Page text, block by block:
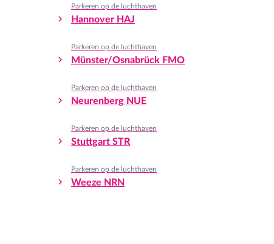
Parkeren op de luchthaven
Hannover HAJ
Parkeren op de luchthaven
Münster/Osnabrück FMO
Parkeren op de luchthaven
Neurenberg NUE
Parkeren op de luchthaven
Stuttgart STR
Parkeren op de luchthaven
Weeze NRN